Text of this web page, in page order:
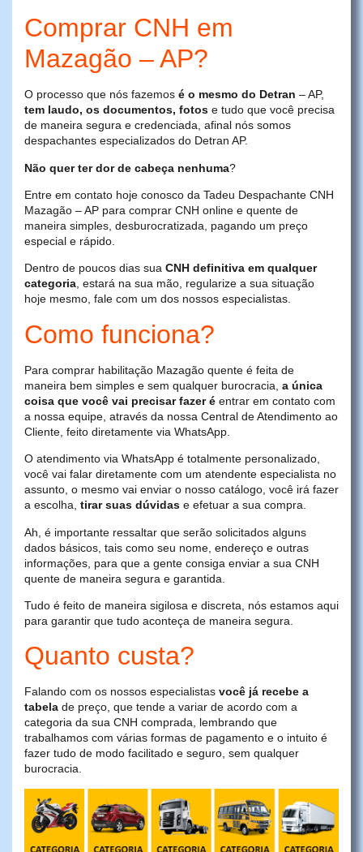
Comprar CNH em
Mazagão – AP?
O processo que nós fazemos é o mesmo do Detran – AP,
tem laudo, os documentos, fotos e tudo que você precisa
de maneira segura e credenciada, afinal nós somos
despachantes especializados do Detran AP.
Não quer ter dor de cabeça nenhuma?
Entre em contato hoje conosco da Tadeu Despachante CNH
Mazagão – AP para comprar CNH online e quente de
maneira simples, desburocratizada, pagando um preço
especial e rápido.
Dentro de poucos dias sua CNH definitiva em qualquer
categoria, estará na sua mão, regularize a sua situação
hoje mesmo, fale com um dos nossos especialistas.
Como funciona?
Para comprar habilitação Mazagão quente é feita de
maneira bem simples e sem qualquer burocracia, a única
coisa que você vai precisar fazer é entrar em contato com
a nossa equipe, através da nossa Central de Atendimento ao
Cliente, feito diretamente via WhatsApp.
O atendimento via WhatsApp é totalmente personalizado,
você vai falar diretamente com um atendente especialista no
assunto, o mesmo vai enviar o nosso catálogo, você irá fazer
a escolha, tirar suas dúvidas e efetuar a sua compra.
Ah, é importante ressaltar que serão solicitados alguns
dados básicos, tais como seu nome, endereço e outras
informações, para que a gente consiga enviar a sua CNH
quente de maneira segura e garantida.
Tudo é feito de maneira sigilosa e discreta, nós estamos aqui
para garantir que tudo aconteça de maneira segura.
Quanto custa?
Falando com os nossos especialistas você já recebe a
tabela de preço, que tende a variar de acordo com a
categoria da sua CNH comprada, lembrando que
trabalhamos com várias formas de pagamento e o intuito é
fazer tudo de modo facilitado e seguro, sem qualquer
burocracia.